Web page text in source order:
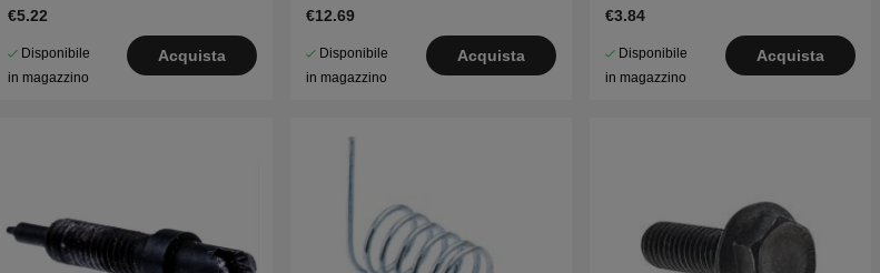
€5.22
Disponibile
in magazzino
Acquista
€12.69
Disponibile
in magazzino
Acquista
€3.84
Disponibile
in magazzino
Acquista